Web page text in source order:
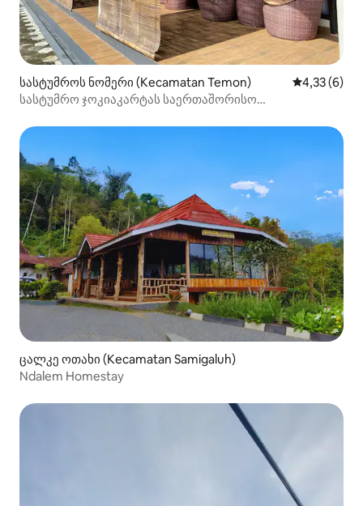
სასტუმროს ნომერი (Kecamatan Temon) საშუალო
4,33 (6)
სასტუმრო ჯოკიაკარტას საერთაშორისო
ცალკე ოთახი (Kecamatan Samigaluh)
Ndalem Homestay